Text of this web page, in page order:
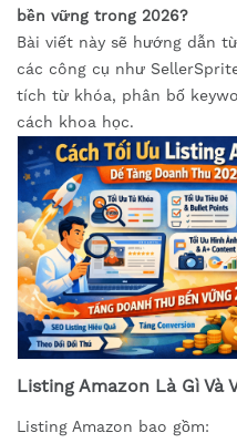
bền vững trong 2026?
Bài viết này sẽ hướng dẫn
các công cụ như
tích từ khóa, phân bố
cách khoa học.
Listing Amazon Là Gì Và
Listing Amazon bao gồm: